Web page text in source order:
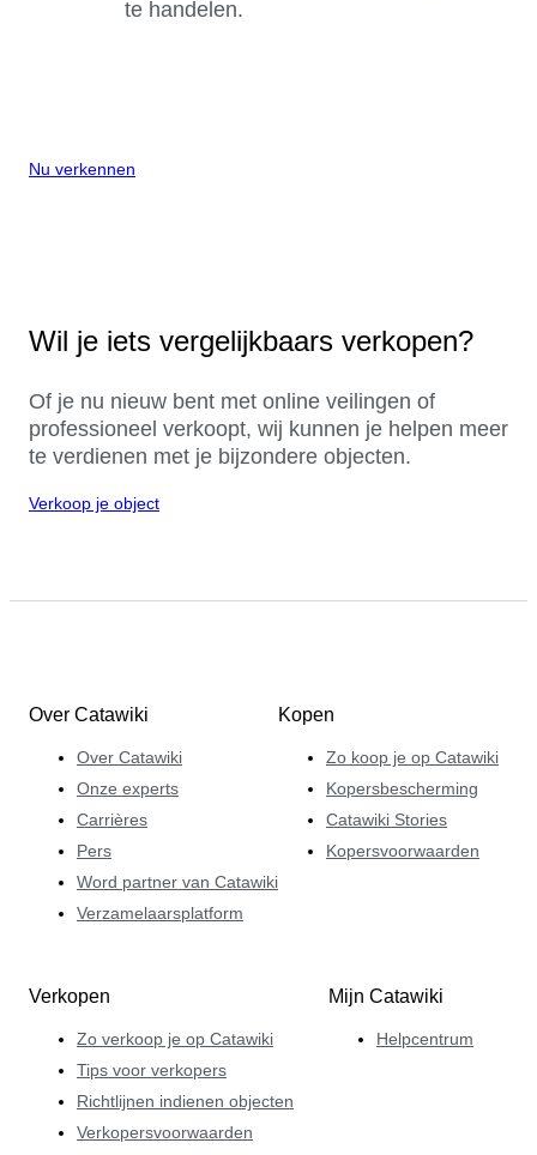
te handelen.
Nu verkennen
Wil je iets vergelijkbaars verkopen?
Of je nu nieuw bent met online veilingen of
professioneel verkoopt, wij kunnen je helpen meer
te verdienen met je bijzondere objecten.
Verkoop je object
Over Catawiki
Over Catawiki
Onze experts
Carrières
Pers
Word partner van Catawiki
Verzamelaarsplatform
Kopen
Zo koop je op Catawiki
Kopersbescherming
Catawiki Stories
Kopersvoorwaarden
Verkopen
Zo verkoop je op Catawiki
Tips voor verkopers
Richtlijnen indienen objecten
Verkopersvoorwaarden
Mijn Catawiki
Helpcentrum